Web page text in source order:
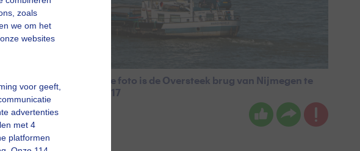
zoals
we om het
websites
voor geeft,
advertenties
met 4
platformen
op de Waal. Op de foto is de Oversteek brug van Nijmegen te
03-2026 Tijdstip: 11:17